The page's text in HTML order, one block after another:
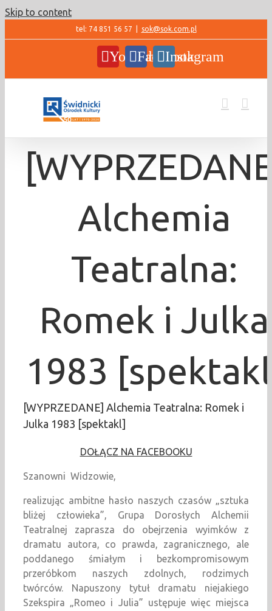
Skip to content
tel: 74 851 56 57 sok@sok.com.pl
YouTubeFacebookInstagram
Alchemia
Teatralna:
Romek i Julka
1983
[WYPRZEDANE] Alchemia Teatralna: Romek i
Julka 1983 [spektakl]
DOŁĄCZ NA FACEBOOKU
Szanowni Widzowie,
realizując ambitne hasło naszych czasów „sztuka
bliżej człowieka”, Grupa Dorosłych Alchemii
Teatralnej zaprasza do obejrzenia wyimków z
dramatu autora, co prawda, zagranicznego, ale
poddanego śmiałym i bezkompromisowym
przeróbkom naszych zdolnych, rodzimych
twórców. Napuszony tytuł dramatu niejakiego
Szekspira „Romeo i Julia” ustępuje więc miejsca